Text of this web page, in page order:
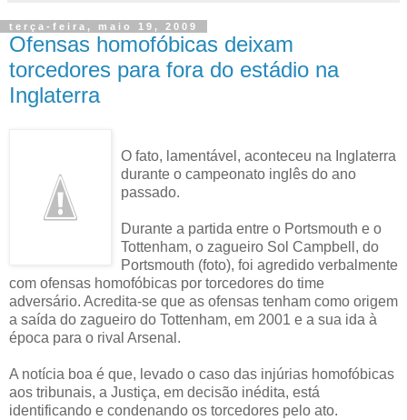
terça-feira, maio 19, 2009
Ofensas homofóbicas deixam
torcedores para fora do estádio na
Inglaterra
O fato, lamentável, aconteceu na Inglaterra
durante o campeonato inglês do ano
passado.
Durante a partida entre o Portsmouth e o
Tottenham, o zagueiro Sol Campbell, do
Portsmouth (foto), foi agredido verbalmente
com ofensas homofóbicas por torcedores do time
adversário. Acredita-se que as ofensas tenham como origem
a saída do zagueiro do Tottenham, em 2001 e a sua ida à
época para o rival Arsenal.
A notícia boa é que, levado o caso das injúrias homofóbicas
aos tribunais, a Justiça, em decisão inédita, está
identificando e condenando os torcedores pelo ato.